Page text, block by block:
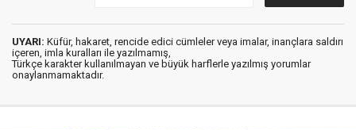
UYARI: Küfür, hakaret, rencide edici cümleler veya imalar, inançlara saldırı
içeren, imla kuralları ile yazılmamış,
Türkçe karakter kullanılmayan ve büyük harflerle yazılmış yorumlar
onaylanmamaktadır.